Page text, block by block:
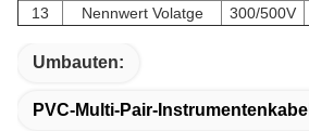
13
Nennwert Volatge 300/500V
Umbauten:
PVC-Multi-Pair-Instrumentenkabel